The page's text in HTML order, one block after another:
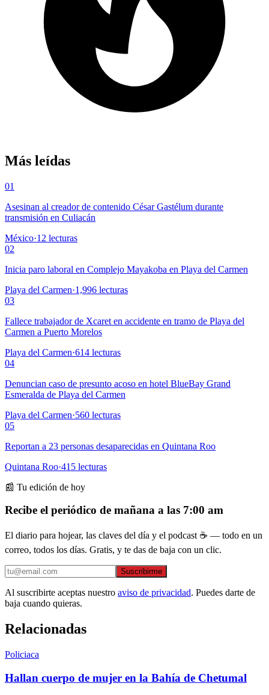
Más leídas
01
Asesinan al creador de contenido César Gastélum durante
transmisión en Culiacán
México·12 lecturas
02
Inicia paro laboral en Complejo Mayakoba en Playa del Carmen
Playa del Carmen·1,996 lecturas
03
Fallece trabajador de Xcaret en accidente en tramo de Playa del
Carmen a Puerto Morelos
Playa del Carmen·614 lecturas
04
Denuncian caso de presunto acoso en hotel BlueBay Grand
Esmeralda de Playa del Carmen
Playa del Carmen·560 lecturas
05
Reportan a 23 personas desaparecidas en Quintana Roo
Quintana Roo·415 lecturas
📰 Tu edición de hoy
Recibe el periódico de mañana a las 7:00 am
El diario para hojear, las claves del día y el podcast ☕ — todo en un
correo, todos los días. Gratis, y te das de baja con un clic.
Suscribirme
Al suscribirte aceptas nuestro aviso de privacidad. Puedes darte de
baja cuando quieras.
Relacionadas
Policiaca
Hallan cuerpo de mujer en la Bahía de Chetumal